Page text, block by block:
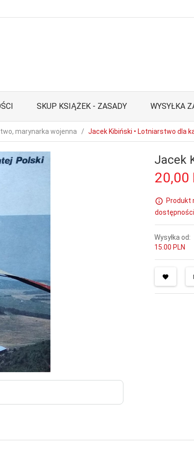
SKUP KSIĄŻEK - ZASADY WYSYŁKA
marynarka wojenna Jacek Kibiński • Lotniarstwo dla
Jacek
20,00
Produkt
dostępności.
Wysyłka od:
15.00 PLN